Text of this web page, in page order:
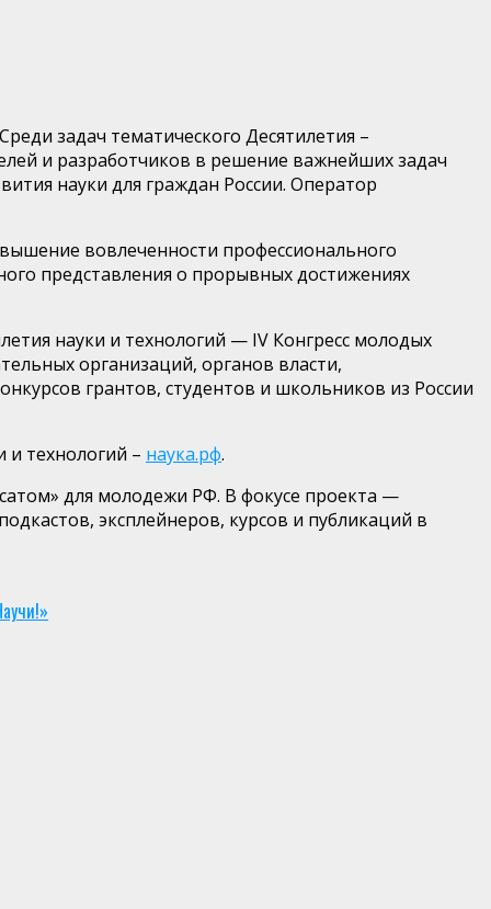
Среди задач тематического Десятилетия –
и разработчиков в решение важнейших задач
науки для граждан России. Оператор
вовлеченности профессионального
представления о прорывных достижениях
науки и технологий — IV Конгресс молодых
организаций, органов власти,
грантов, студентов и школьников из России
технологий – наука.рф.
для молодежи РФ. В фокусе проекта —
эксплейнеров, курсов и публикаций в